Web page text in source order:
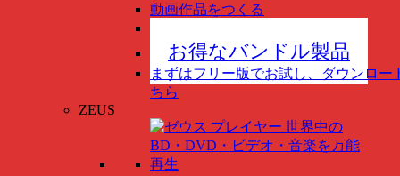
動画作品をつくる
お得なバンドル製品
まずはフリー版でお試し、ダウンロー
ちら
ZEUS